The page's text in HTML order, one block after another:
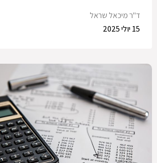
ד"ר מיכאל שראל
15 יולי 2025